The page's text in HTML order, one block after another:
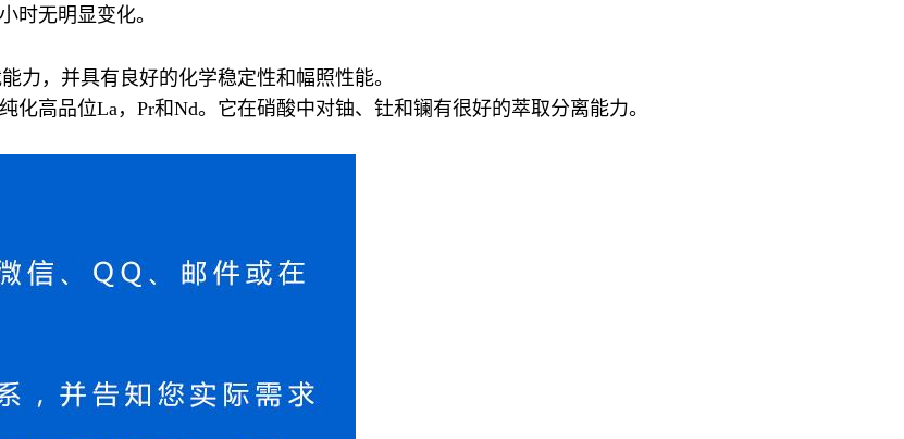
时无明显变化。
力，并具有良好的化学稳定性和幅照性能。
高品位La，Pr和Nd。它在硝酸中对铀、钍和镧有很好的萃取分离能力。